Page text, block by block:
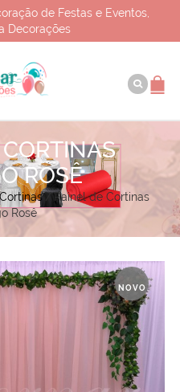
de Festas e Eventos,
Decorações
ROSÊ
/ Painel de Cortinas
Rosê
NOVO